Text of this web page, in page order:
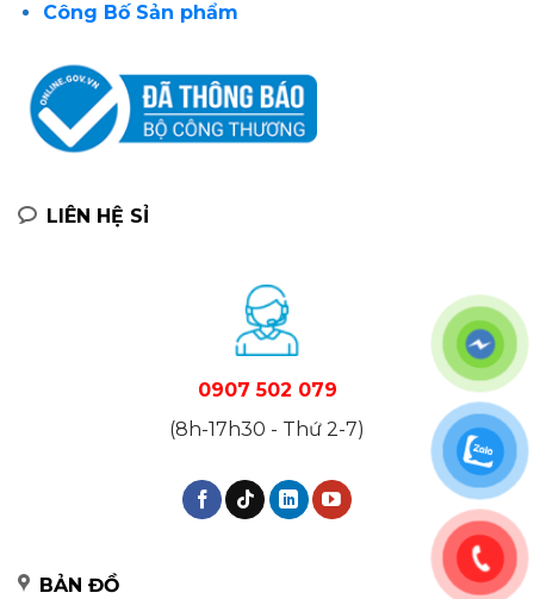
Công Bố Sản phẩm
LIÊN HỆ SỈ
0907 502 079
(8h-17h30 - Thứ 2-7)
BẢN ĐỒ